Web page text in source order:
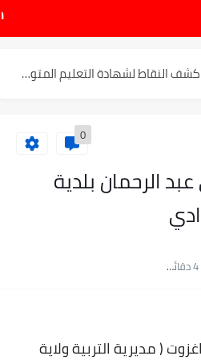
هام :
الإعلان عن نتائج بكالوريا 2025 في الجزائر يوم 20...
الآن سحب كشف النقاط لشهادة التعليم المتوسط 2025
حساب معدل شهادة التعليم المتوسط بيام 2025
0
الرحمان بلدية
4 دقائق للقراءة
( مديرية التربية ولاية